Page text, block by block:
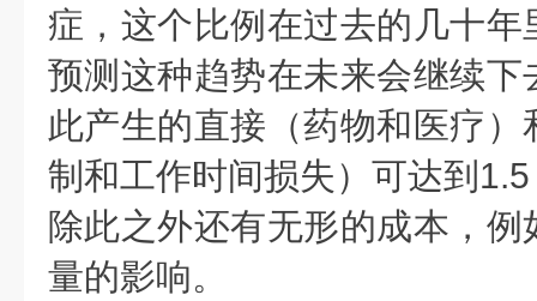
症，这个比例在过去的几十
预测这种趋势在未来会继续
此产生的直接（药物和医疗
制和工作时间损失）可达到
除此之外还有无形的成本，
量的影响。